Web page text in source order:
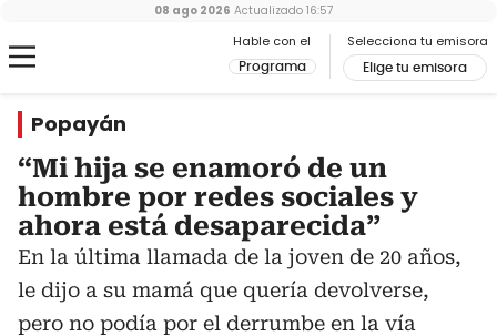
Hable con el
Programa
Selecciona tu emisora
Elige tu emisora
08 ago 2026 Actualizado 16:57
Popayán
“Mi hija se enamoró de un
hombre por redes sociales y
ahora está desaparecida”
En la última llamada de la joven de 20 años,
le dijo a su mamá que quería devolverse,
pero no podía por el derrumbe en la vía